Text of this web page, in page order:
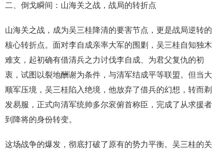
二、倒戈瞬间：山海关之战，战局的转折点
山海关之战，成为吴三桂降清的要害节点，更是战局逆转的
核心转折点。面对李自成亲率大军的围剿，吴三桂自知独木
难支，起初确有借清兵之力讨伐李自成、为君父复仇的初
衷，试图以裂地酬谢为条件，与清军结成平等联盟。但当大
顺军压境，吴三桂陷入绝境，他放弃了借兵的幻想，转而剃
发易服，正式向清军统帅多尔衮俯首称臣，完成了从求援者
到降将的身份转变。
这场战争的爆发，彻底打破了原有的势力平衡。吴三桂的关